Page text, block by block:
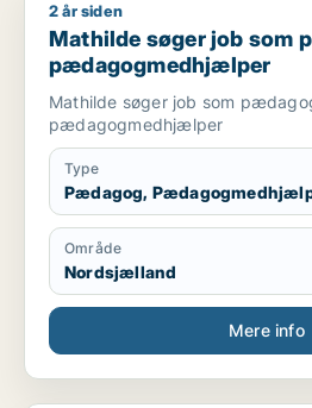
Mathilde søger job som
2 år siden
Mathilde søger job som
pædagogmedhjælper
Mathilde søger job som
pædagogmedhjælper
Type
Pædagog,
Område
Nordsjælland
Mere info